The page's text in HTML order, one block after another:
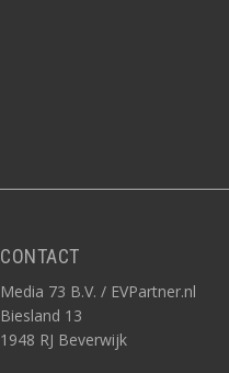
CONTACT
Media 73 B.V. / EVPartner.nl
Biesland 13
1948 RJ Beverwijk